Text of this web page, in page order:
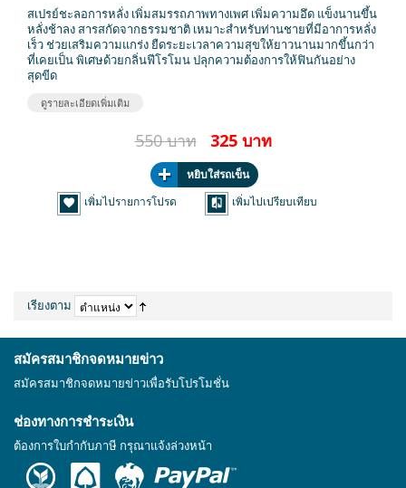
สเปรย์ชะลอการหลั่ง เพิ่มสมรรถภาพทางเพศ เพิ่มความอึด แข็งนานขึ้น
หลั่งช้าลง สารสกัดจากธรรมชาติ เหมาะสำหรับท่านชายที่มีอาการหลั่ง
เร็ว ช่วยเสริมความแกร่ง ยืดระยะเวลาความสุขให้ยาวนานมากขึ้นกว่า
ที่เคยเป็น พิเศษด้วยกลิ่นฟีโรโมน ปลุกความต้องการให้ฟินกันอย่าง
สุดขีด
ดูรายละเอียดเพิ่มเติม
550 บาท 325 บาท
หยิบใส่รถเข็น
เพิ่มไปรายการโปรด
เพิ่มไปเปรียบเทียบ
เรียงตาม
สมัครสมาชิกจดหมายข่าว
สมัครสมาชิกจดหมายข่าวเพื่อรับโปรโมชั่น
ช่องทางการชำระเงิน
ต้องการใบกำกับภาษี กรุณาแจ้งล่วงหน้า